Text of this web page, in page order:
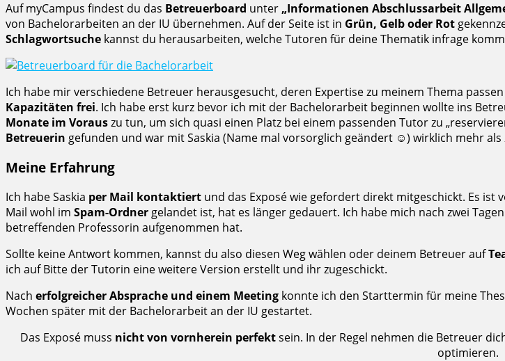
Auf myCampus findest du das Betreuerboard unter„Informationen Abschlussarbeit
von Bachelorarbeiten an der IU übernehmen. Auf der Seite ist in Grün, Gelb oder Rot
Schlagwortsuche kannst du herausarbeiten, welche Tutoren für deine Thematik infrage
Ich habe mir verschiedene Betreuer herausgesucht, deren Expertise zu meinem Thema
Kapazitäten frei. Ich habe erst kurz bevor ich mit der Bachelorarbeit beginnen wollte ins
Monate im Vorauszu tun, um sich quasi einen Platz bei einem passenden Tutor zu
Betreuerin gefunden und war mit Saskia (Name mal vorsorglich geändert ☺️) wirklich mehr als
Meine Erfahrung
Ich habe Saskia per Mail kontaktiert und das Exposé wie gefordert direkt mitgeschickt. Es ist
Mail wohl im Spam-Ordner gelandet ist, hat es länger gedauert. Ich habe mich nach zwei
betreffenden Professorin aufgenommen hat.
Sollte keine Antwort kommen, kannst du also diesen Weg wählen oder deinem Betreuer auf
ich auf Bitte der Tutorin eine weitere Version erstellt und ihr zugeschickt.
Nach erfolgreicher Absprache und einem Meeting konnte ich den Starttermin für meine
Wochen später mit der Bachelorarbeit an der IU gestartet.
Das Exposé muss nicht von vornherein perfektsein. In der Regel nehmen die Betreuer
optimieren.